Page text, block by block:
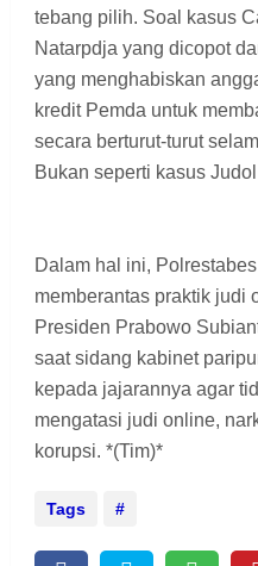
tebang pilih. Soal kasus
Natarpdja yang dicopot
yang menghabiskan
kredit Pemda untuk
secara berturut-turut
Bukan seperti kasus
Dalam hal ini,
memberantas praktik judi
Presiden Prabowo
saat sidang kabinet
kepada jajarannya agar
mengatasi judi online,
korupsi. *(Tim)*
Tags